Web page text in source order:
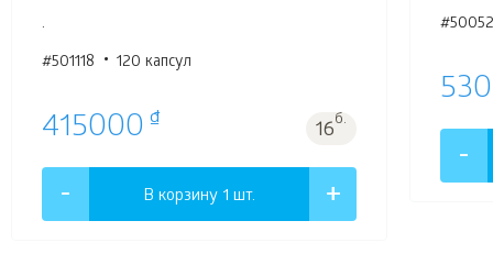
.
#501118 120 капсул
415000 ₫ 16б.
В корзину 1 шт.